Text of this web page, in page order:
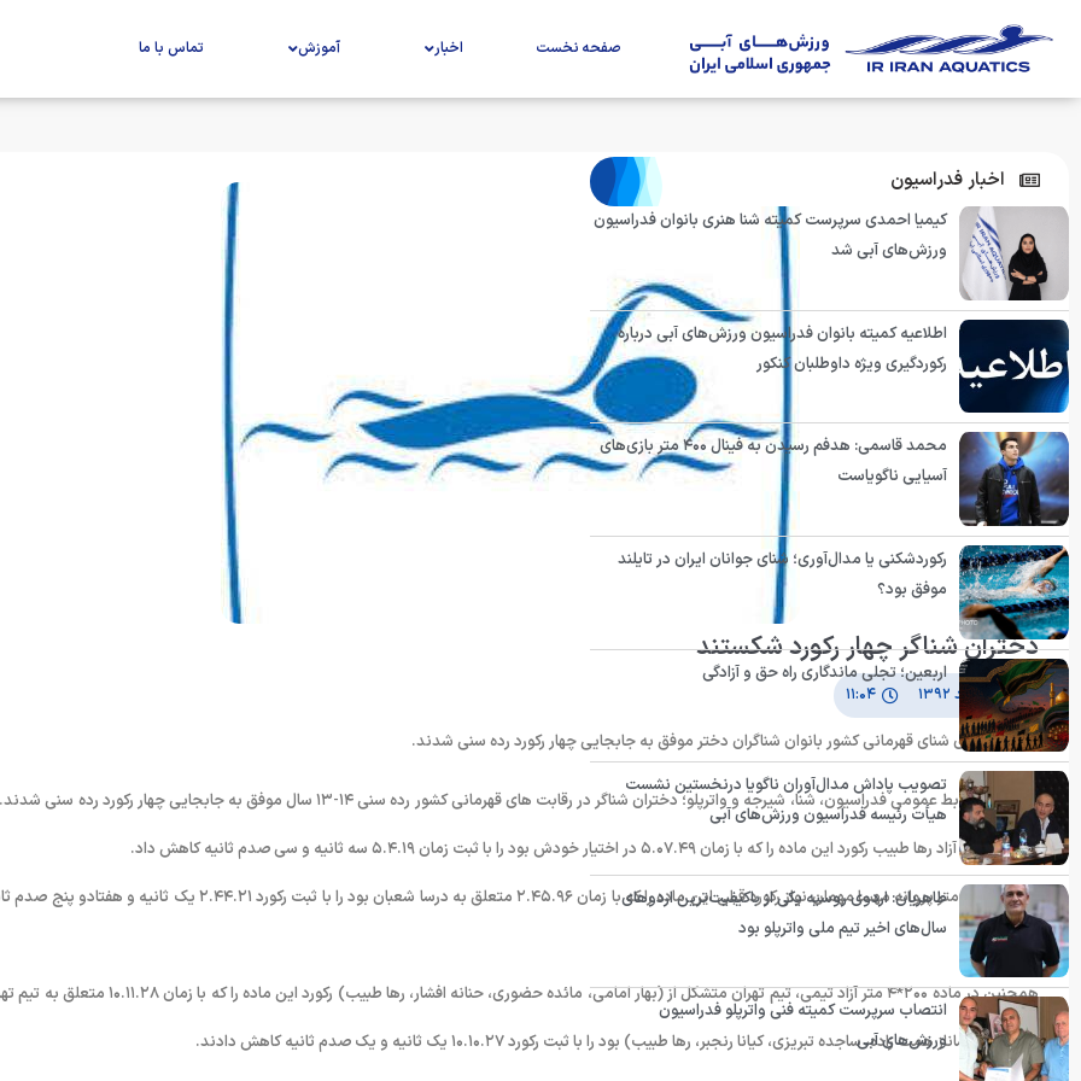
صفحه نخست اخبار آموزش تماس با ما
دختران شناگر چهار رکورد شکستند
۷ اسفند ۱۳۹۲ ۱۱:۰۴
در رقابت های شنای قهرمانی کشور بانوان شناگران دختر موفق به جابجایی چهار رکورد رده سنی شدند.
به گزارش روابط عمومی فدراسیون، شنا، شیرجه و واترپلو؛ دختران شناگر در رقابت های قهرمانی کشور رده سنی ۱۴-۱۳ سال موفق به جابجایی چهار رکورد رده
ماده ۴۰۰متر آزاد رها طبیب رکورد این ماده را که با زمان ۵.۰۷.۴۹ در اختیار خودش بود را با ثبت زمان ۵.۴.۱۹ سه ثانیه و سی صدم ثانیه کاهش داد.
در ماده ۲۰۰ متر پروانه مهسا مهمان نواز رکورد قبلی این ماده را که با زمان ۲.۴۵.۹۶ متعلق به درسا شعبان بود را با ثبت رکورد ۲.۴۴.۲۱ یک ثانیه و
ارتقا بخشید.
همچنین در ماده ۲۰۰*۴ متر آزاد تیمی، تیم تهران متشکل از (بهار امامی، مائده حضوری، حنانه افشار، رها طبیب) رکورد این ماده را که با
متشکل از( ساناز همت زاده، ساجده تبریزی، کیانا رنجبر، رها طبیب) بود را با ثبت رکورد ۱۰.۱۰.۲۷ یک ثانیه و یک صدم ثانیه کاهش دادند.
اخبار فدراسیون
کیمیا احمدی سرپرست کمیته شنا هنری بانوان فدراسیون
ورزش‌های آبی شد
اطلاعیه کمیته بانوان فدراسیون ورزش‌های آبی درباره
رکوردگیری ویژه داوطلبان کنکور
محمد قاسمی: هدفم رسیدن به فینال ۴۰۰ متر بازی‌های
آسیایی ناگویاست
رکوردشکنی یا مدال‌آوری؛ شنای جوانان ایران در تایلند
موفق بود؟
اربعین؛ تجلی ماندگاری راه حق و آزادگی
تصویب پاداش مدال‌آوران ناگویا درنخستین نشست
هیأت رئیسه فدراسیون ورزش‌های آبی
طاهریان: اردوی روسیه یکی از باکیفیت‌ترین اردوهای
سال‌های اخیر تیم ملی واترپلو بود
انتصاب سرپرست کمیته فنی واترپلو فدراسیون
ورزش‌های آبی